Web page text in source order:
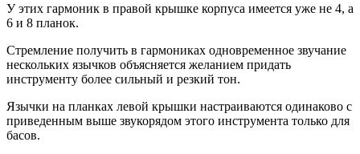
У этих гармоник в правой крышке корпуса имеется уже не 4, а
6 и 8 планок.
Стремление получить в гармониках одновременное звучание
нескольких язычков объясняется желанием придать
инструменту более сильный и резкий тон.
Язычки на планках левой крышки настраиваются одинаково с
приведенным выше звукорядом этого инструмента только для
басов.